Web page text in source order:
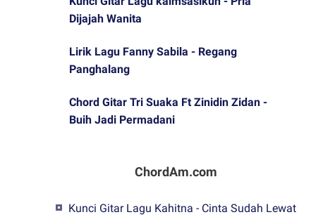
Dijajah Wanita
Lirik Lagu Fanny Sabila - Regang
Panghalang
Chord Gitar Tri Suaka Ft Zinidin Zidan -
Buih Jadi Permadani
ChordAm.com
Kunci Gitar Lagu Kahitna - Cinta Sudah Lewat